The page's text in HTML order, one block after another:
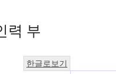
력 부
한글로보기